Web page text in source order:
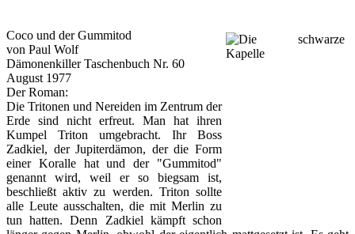
Coco und der Gummitod
von Paul Wolf
Dämonenkiller Taschenbuch Nr. 60
August 1977
Der Roman:
Die Tritonen und Nereiden im Zentrum der
Erde sind nicht erfreut. Man hat ihren
Kumpel Triton umgebracht. Ihr Boss
Zadkiel, der Jupiterdämon, der die Form
einer Koralle hat und der "Gummitod"
genannt wird, weil er so biegsam ist,
beschließt aktiv zu werden. Triton sollte
alle Leute ausschalten, die mit Merlin zu
tun hatten. Denn Zadkiel kämpft schon